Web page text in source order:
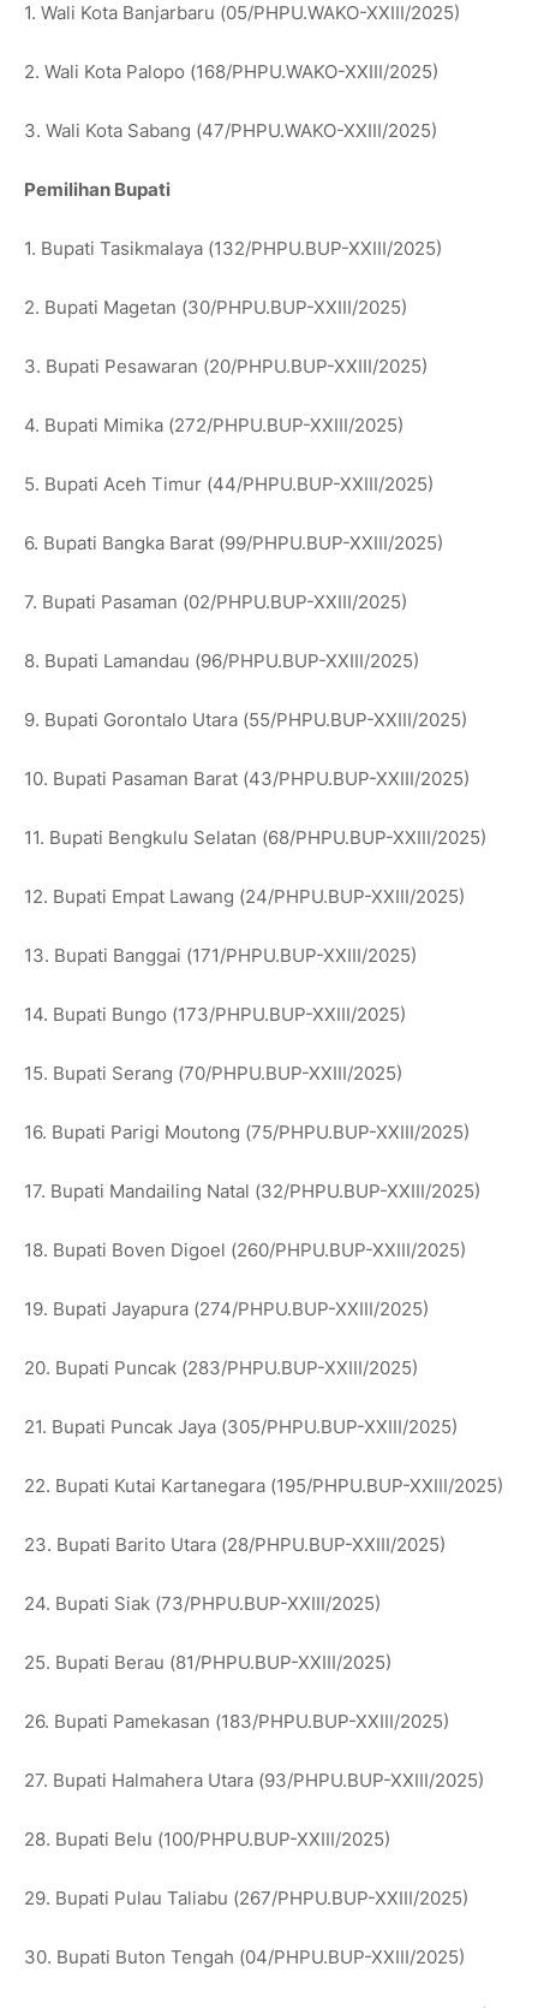
1. Wali Kota Banjarbaru (05/PHPU.WAKO-XXIII/2025)
2. Wali Kota Palopo (168/PHPU.WAKO-XXIII/2025)
3. Wali Kota Sabang (47/PHPU.WAKO-XXIII/2025)
Pemilihan Bupati
1. Bupati Tasikmalaya (132/PHPU.BUP-XXIII/2025)
2. Bupati Magetan (30/PHPU.BUP-XXIII/2025)
3. Bupati Pesawaran (20/PHPU.BUP-XXIII/2025)
4. Bupati Mimika (272/PHPU.BUP-XXIII/2025)
5. Bupati Aceh Timur (44/PHPU.BUP-XXIII/2025)
6. Bupati Bangka Barat (99/PHPU.BUP-XXIII/2025)
7. Bupati Pasaman (02/PHPU.BUP-XXIII/2025)
8. Bupati Lamandau (96/PHPU.BUP-XXIII/2025)
9. Bupati Gorontalo Utara (55/PHPU.BUP-XXIII/2025)
10. Bupati Pasaman Barat (43/PHPU.BUP-XXIII/2025)
11. Bupati Bengkulu Selatan (68/PHPU.BUP-XXIII/2025)
12. Bupati Empat Lawang (24/PHPU.BUP-XXIII/2025)
13. Bupati Banggai (171/PHPU.BUP-XXIII/2025)
14. Bupati Bungo (173/PHPU.BUP-XXIII/2025)
15. Bupati Serang (70/PHPU.BUP-XXIII/2025)
16. Bupati Parigi Moutong (75/PHPU.BUP-XXIII/2025)
17. Bupati Mandailing Natal (32/PHPU.BUP-XXIII/2025)
18. Bupati Boven Digoel (260/PHPU.BUP-XXIII/2025)
19. Bupati Jayapura (274/PHPU.BUP-XXIII/2025)
20. Bupati Puncak (283/PHPU.BUP-XXIII/2025)
21. Bupati Puncak Jaya (305/PHPU.BUP-XXIII/2025)
22. Bupati Kutai Kartanegara (195/PHPU.BUP-XXIII/2025)
23. Bupati Barito Utara (28/PHPU.BUP-XXIII/2025)
24. Bupati Siak (73/PHPU.BUP-XXIII/2025)
25. Bupati Berau (81/PHPU.BUP-XXIII/2025)
26. Bupati Pamekasan (183/PHPU.BUP-XXIII/2025)
27. Bupati Halmahera Utara (93/PHPU.BUP-XXIII/2025)
28. Bupati Belu (100/PHPU.BUP-XXIII/2025)
29. Bupati Pulau Taliabu (267/PHPU.BUP-XXIII/2025)
30. Bupati Buton Tengah (04/PHPU.BUP-XXIII/2025)